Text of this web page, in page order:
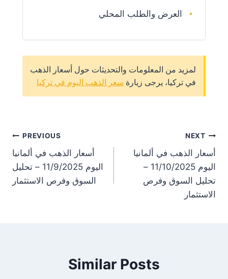
العرض والطلب المحلي
لمزيد من المعلومات والتحديثات حول أسعار الذهب
في تركيا، يرجى زيارة سعر الذهب اليوم في تركيا
PREVIOUS
أسعار الذهب في ألمانيا
اليوم 11/9/2025 – تحليل
السوق وفرص الاستثمار
NEXT
أسعار الذهب في ألمانيا
اليوم 11/10/2025 –
تحليل السوق وفرص
الاستثمار
Similar Posts